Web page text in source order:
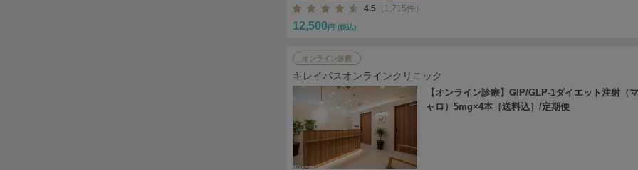
4.5 （1,715件）
12,500 円 (税込)
オンライン診療
キレイパスオンラインクリニック
【オンライン診療】GIP/GLP-1ダイエット注射（
ャロ）5mg×4本［送料込］/定期便